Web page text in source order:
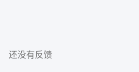
还没有反馈